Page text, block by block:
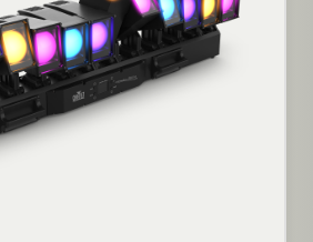
oméga, permettant un montage
toute simplicité. Plusieurs
offrent un contrôle variable,
simples avec de nombreux
options avancées permettant de
mappables : 14 sur la face RGB et
tubulaires. Des broches
assurent des agencements